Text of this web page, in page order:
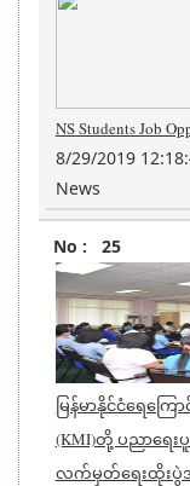
NS Students Job
8/29/2019
News
25
မြန်မာနိုင်ငံရေကြေ
(KMI)တို့ ပညာရေး
လက်မှတ်ရေးထိုးပွဲအ